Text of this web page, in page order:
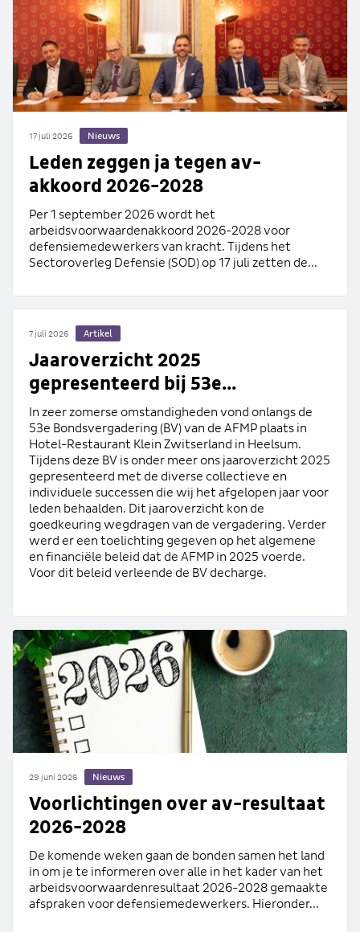
17 juli 2026 Nieuws
Leden zeggen ja tegen av-
akkoord 2026-2028
Per 1 september 2026 wordt het
arbeidsvoorwaardenakkoord 2026-2028 voor
defensiemedewerkers van kracht. Tijdens het
Sectoroverleg Defensie (SOD) op 17 juli zetten de...
7 juli 2026 Artikel
Jaaroverzicht 2025
gepresenteerd bij 53e...
In zeer zomerse omstandigheden vond onlangs de
53e Bondsvergadering (BV) van de AFMP plaats in
Hotel-Restaurant Klein Zwitserland in Heelsum.
Tijdens deze BV is onder meer ons jaaroverzicht 2025
gepresenteerd met de diverse collectieve en
individuele successen die wij het afgelopen jaar voor
leden behaalden. Dit jaaroverzicht kon de
goedkeuring wegdragen van de vergadering. Verder
werd er een toelichting gegeven op het algemene
en financiële beleid dat de AFMP in 2025 voerde.
Voor dit beleid verleende de BV decharge.
29 juni 2026 Nieuws
Voorlichtingen over av-resultaat
2026-2028
De komende weken gaan de bonden samen het land
in om je te informeren over alle in het kader van het
arbeidsvoorwaardenresultaat 2026-2028 gemaakte
afspraken voor defensiemedewerkers. Hieronder...